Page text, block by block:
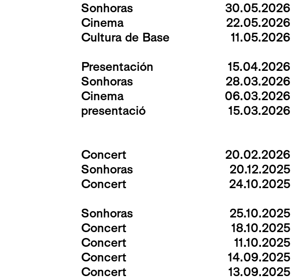
Sonhoras
30.05.2026
Cinema
22.05.2026
Cultura de Base
11.05.2026
Presentación
15.04.2026
Sonhoras
28.03.2026
Cinema
06.03.2026
presentació 15.03.2026
Concert
20.02.2026
Sonhoras
20.12.2025
Concert
24.10.2025
Sonhoras
25.10.2025
Concert
18.10.2025
Concert
11.10.2025
Concert
14.09.2025
Concert
13.09.2025